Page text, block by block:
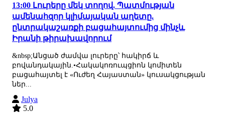
13:00 Լուրերը մեկ տողով. Պատմության
ամենահզոր կլիմայական աղետը.
ընտրակաշառքի բացահայտումից մինչև
Իրանի թիրախավորում
&nbsp;Անցած ժամվա լուրերը՝ հակիրճ և
բովանդակային.•Հակակոռուպցիոն կոմիտեն
բացահայտել է «Ուժեղ Հայաստան» կուսակցության
ներ...
Julya
5.0